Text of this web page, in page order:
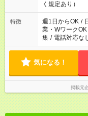
く規定あり）
特徴 週1日からOK /
業・WワークOK
集 / 電話対応な
気になる！
掲載元